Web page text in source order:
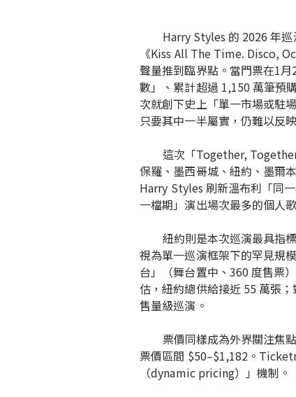
Harry Styles 的 2026 年巡
《Kiss All The Time. Disco,
聲量推到臨界點。當門票在1
數」、累計超過 1,150 萬筆預
次就創下史上「單一市場或駐
只要其中一半屬實，仍難以反
這次「Together, Together
保羅、墨西哥城、紐約、墨爾
Harry Styles 刷新溫布利「同
一檔期」演出場次最多的個人
紐約則是本次巡演最具指標
視為單一巡演框架下的罕見規
台」（舞台置中、360 度售票
估，紐約總供給接近 55 萬張
售量級巡演。
票價同樣成為外界關注焦點
票價區間 $50–$1,182。
（dynamic pricing）」機制。